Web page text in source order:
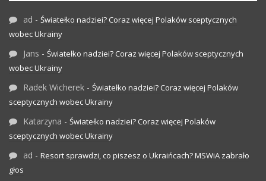
ad - Światełko nadziei? Coraz więcej Polaków sceptycznych
wobec Ukrainy
Jans - Światełko nadziei? Coraz więcej Polaków sceptycznych
wobec Ukrainy
Radek Wicherek - Światełko nadziei? Coraz więcej Polaków
sceptycznych wobec Ukrainy
Katarzyna - Światełko nadziei? Coraz więcej Polaków
sceptycznych wobec Ukrainy
ad - Resort sprawdzi, co piszesz o Ukraińcach? MSWiA zabrało
głos